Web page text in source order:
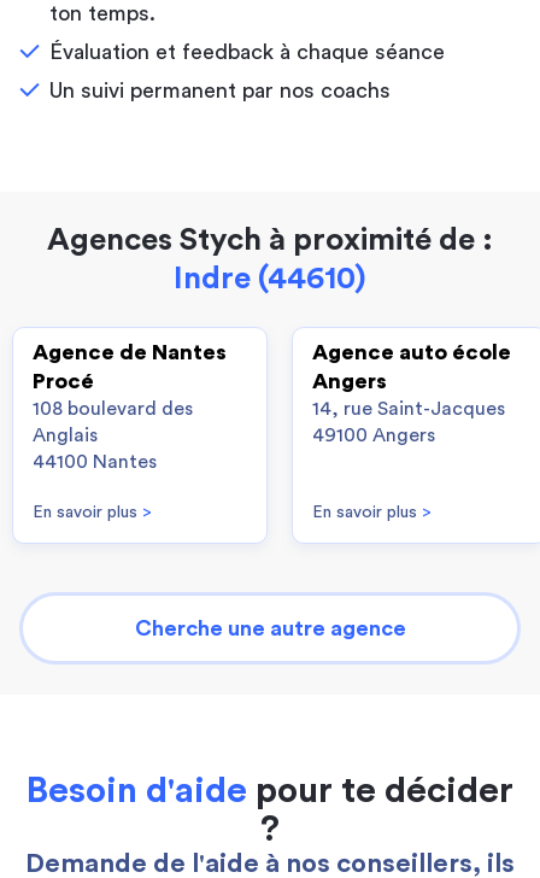
ton temps.
Évaluation et feedback à chaque séance
Un suivi permanent par nos coachs
Agences Stych à proximité de :
Indre (44610)
Agence de Nantes
Procé
108 boulevard des
Anglais
44100 Nantes
En savoir plus >
Agence auto école
Angers
14, rue Saint-Jacques
49100 Angers
En savoir plus >
Cherche une autre agence
Besoin d'aide pour te décider
?
Demande de l'aide à nos conseillers, ils